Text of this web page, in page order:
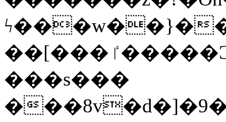
ϟ���w��}�
��[���ٵ�����Ͻ���������x�ս��Apq�����޻�V����O�cp����ٝy{����:�k�ןNݯOOCyx6���&���?
���s���
�